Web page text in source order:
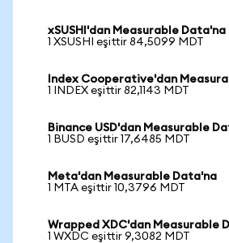
xSUSHI'dan Measurable Data'na
1 XSUSHI eşittir 84,5099 MDT
Index Cooperative'dan
1 INDEX eşittir 82,1143 MDT
Binance USD'dan Measurable
1 BUSD eşittir 17,6485 MDT
Meta'dan Measurable Data'na
1 MTA eşittir 10,3796 MDT
Wrapped XDC'dan Measurable
1 WXDC eşittir 9,3082 MDT